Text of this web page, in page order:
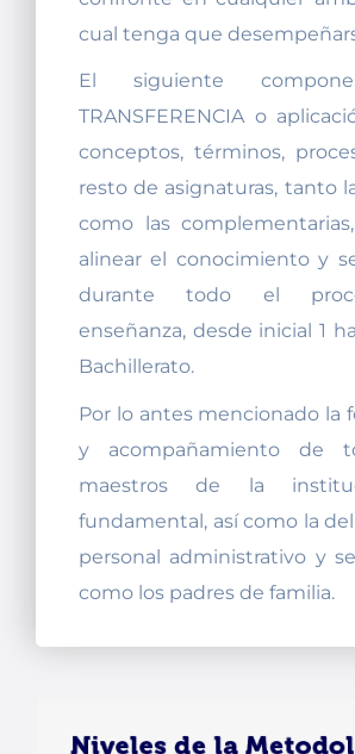
cual tenga que
El siguiente
TRANSFERENCIA o
conceptos, términos,
resto de asignaturas, tanto
como las
alinear el conocimiento y
durante todo el
enseñanza, desde inicial 1
Bachillerato.
Por lo antes mencionado la
y acompañamiento de
maestros de la
fundamental, así como la
personal administrativo y
como los padres de familia.